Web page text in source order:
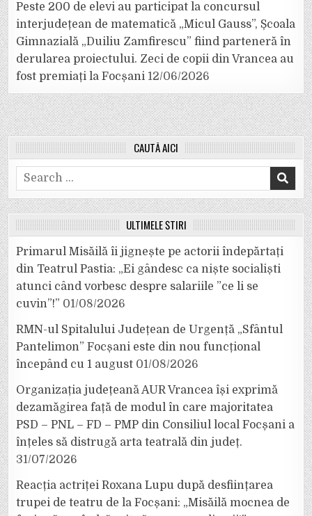
Peste 200 de elevi au participat la concursul
interjudețean de matematică „Micul Gauss”, Școala
Gimnazială „Duiliu Zamfirescu” fiind parteneră în
derularea proiectului. Zeci de copii din Vrancea au
fost premiați la Focșani 12/06/2026
CAUTĂ AICI
Search
for:
ULTIMELE ȘTIRI
Primarul Misăilă îi jignește pe actorii îndepărtați
din Teatrul Pastia: „Ei gândesc ca niște socialiști
atunci când vorbesc despre salariile ”ce li se
cuvin”!” 01/08/2026
RMN-ul Spitalului Județean de Urgență „Sfântul
Pantelimon” Focșani este din nou funcțional
începând cu 1 august 01/08/2026
Organizația județeană AUR Vrancea își exprimă
dezamăgirea față de modul în care majoritatea
PSD – PNL – FD – PMP din Consiliul local Focșani a
înțeles să distrugă arta teatrală din județ.
31/07/2026
Reacția actriței Roxana Lupu după desființarea
trupei de teatru de la Focșani: „Misăilă mocnea de